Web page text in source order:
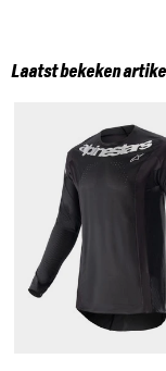
Laatst bekeken